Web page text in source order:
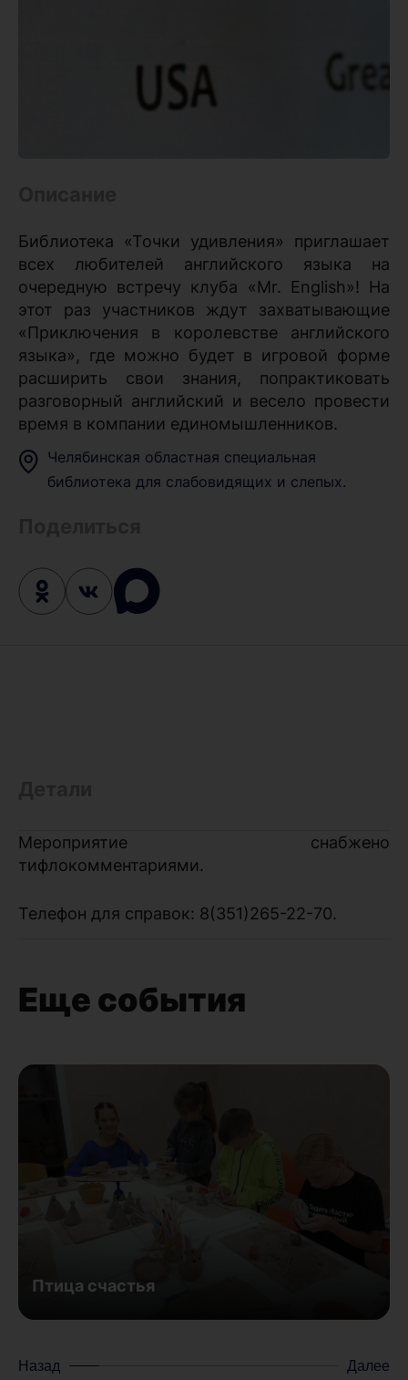
Библиотека «Точки удивления» приглашает
всех любителей английского языка на
очередную встречу клуба «Mr. English»! На
этот раз участников ждут захватывающие
«Приключения в королевстве английского
языка», где можно будет в игровой форме
расширить свои знания, попрактиковать
разговорный английский и весело провести
время в компании единомышленников.
Челябинская областная специальная
библиотека для слабовидящих и слепых.
Мероприятие снабжено
тифлокомментариями.
Телефон для справок: 8(351)265-22-70.
Еще события
Птица счастья
Назад Далее